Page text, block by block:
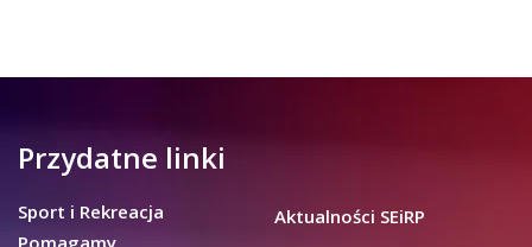
Przydatne linki
Sport i Rekreacja
Aktualności SEiRP